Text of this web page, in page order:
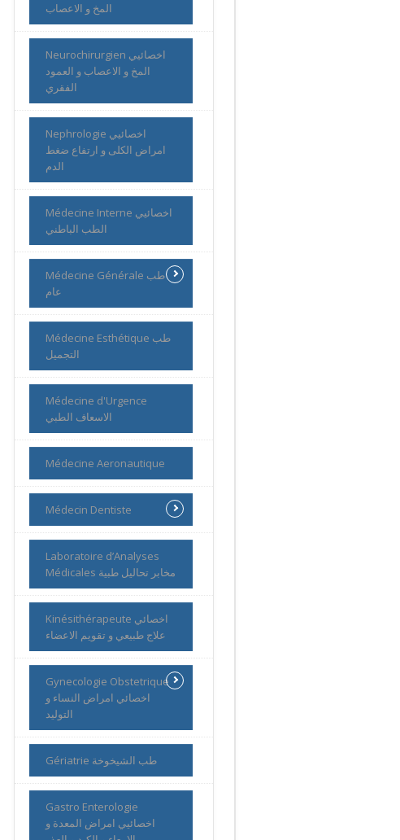
المخ و الاعصاب
Neurochirurgien اخصائيي
المخ و الاعصاب و العمود
الفقري
Nephrologie اخصائيي
امراض الكلى و ارتفاع ضغط
الدم
Médecine Interne اخصائيي
الطب الباطني
Médecine Générale طب
عام
Médecine Esthétique طب
التجميل
Médecine d'Urgence
الاسعاف الطبي
Médecine Aeronautique
Médecin Dentiste
Laboratoire d’Analyses
Médicales مخابر تحاليل طبية
Kinésithérapeute اخصائي
علاج طبيعي و تقويم الاعضاء
Gynecologie Obstetrique
اخصائي امراض النساء و
التوليد
Gériatrie طب الشيخوخة
Gastro Enterologie
اخصائيي امراض المعدة و